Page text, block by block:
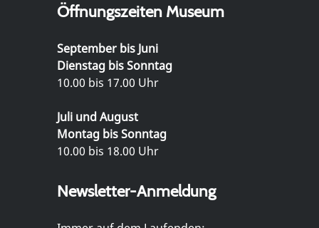
Öffnungszeiten Museum
September bis Juni
Dienstag bis Sonntag
10.00 bis 17.00 Uhr
Juli und August
Montag bis Sonntag
10.00 bis 18.00 Uhr
Newsletter-Anmeldung